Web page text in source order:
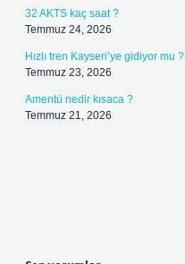
32 AKTS kaç saat ?
Temmuz 24, 2026
Hızlı tren Kayseri’ye gidiyor mu ?
Temmuz 23, 2026
Amentü nedir kısaca ?
Temmuz 21, 2026